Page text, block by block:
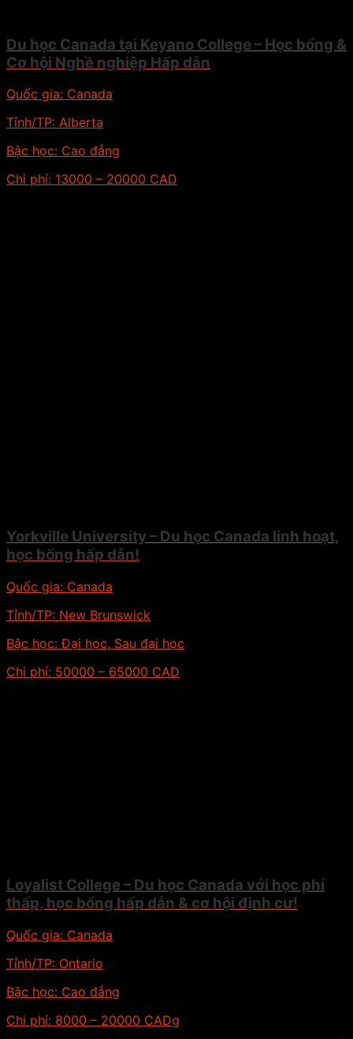
Du học Canada tại Keyano College – Học bổng &
Cơ hội Nghề nghiệp Hấp dẫn
Quốc gia: Canada
Tỉnh/TP: Alberta
Bậc học: Cao đẳng
Chi phí: 13000 – 20000 CAD
Yorkville University – Du học Canada linh hoạt,
học bổng hấp dẫn!
Quốc gia: Canada
Tỉnh/TP: New Brunswick
Bậc học:Đại học, Sau đại học
Chi phí: 50000 – 65000 CAD
Loyalist College – Du học Canada với học phí
thấp, học bổng hấp dẫn & cơ hội định cư!
Quốc gia: Canada
Tỉnh/TP: Ontario
Bậc học: Cao đẳng
Chi phí: 8000 – 20000 CADg